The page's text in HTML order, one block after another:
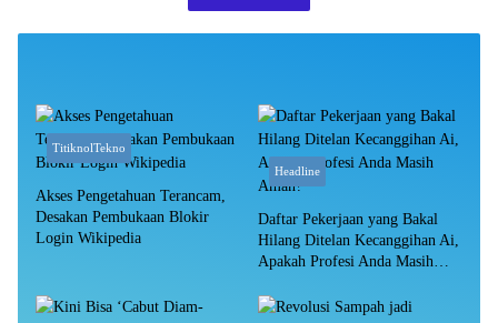
TitiknolTekno
Akses Pengetahuan Terancam,
Desakan Pembukaan Blokir
Login Wikipedia
Headline
Daftar Pekerjaan yang Bakal
Hilang Ditelan Kecanggihan Ai,
Apakah Profesi Anda Masih